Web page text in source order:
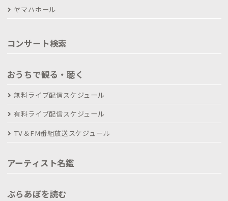
ヤマハホール
コンサート検索
おうちで観る・聴く
無料ライブ配信スケジュール
有料ライブ配信スケジュール
TV＆FM番組放送スケジュール
アーティスト名鑑
ぶらあぼを読む